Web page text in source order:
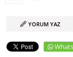
YORUM YAZ